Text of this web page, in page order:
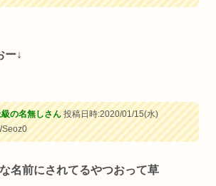
ー↓
の名無しさん投稿日時:2020/01/15(水)
名前にされてるやつおって草